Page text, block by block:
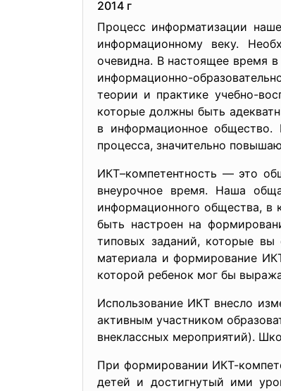
2014 г
Процесс информатизации
информационному веку.
очевидна. В настоящее время
информационно-
теории и практике учебно-
которые должны быть
в информационное общество.
процесса, значительно
ИКТ–компетентность — это
внеурочное время. Наша
информационного общества, в
быть настроен на
типовых заданий, которые вы
материала и формирование
которой ребенок мог бы
Использование ИКТ внесло
активным участником
внеклассных мероприятий).
При формировании ИКТ-
детей и достигнутый ими